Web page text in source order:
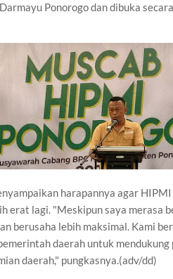
Ponorogo dan dibuka
harapannya agar
erat lagi. "Meskipun saya merasa
berusaha lebih maksimal. Kami
daerah untuk
daerah," pungkasnya.(adv/dd)